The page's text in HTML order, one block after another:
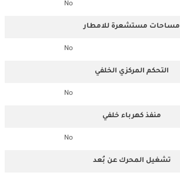
No
مساحات مستشعرة للامطار
No
التحكم المركزي الخلفي
No
منفذ كهرباء خلفي
No
تشغيل المحرك عن بُعد